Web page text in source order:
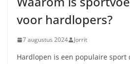
voor hardlopers?
7 augustus 2024 Jorrit
Hardlopen is een populaire sport